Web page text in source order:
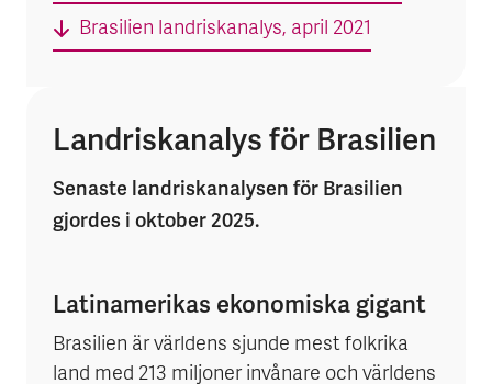
Brasilien landriskanalys, april 2021
Landriskanalys för Brasilien
Senaste landriskanalysen för Brasilien
gjordes i oktober 2025.
Latinamerikas ekonomiska gigant
Brasilien är världens sjunde mest folkrika
land med 213 miljoner invånare och världens